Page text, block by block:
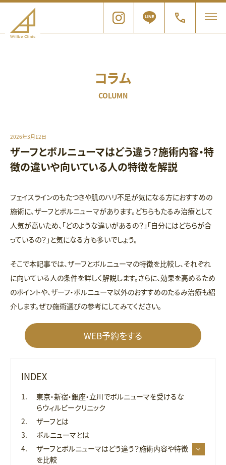
コラム
COLUMN
2026年3月12日
ザーフとボルニューマはどう違う？施術内容・特
徴の違いや向いている人の特徴を解説
フェイスラインのもたつきや肌のハリ不足が気になる方におすすめの
施術に、ザーフとボルニューマがあります。どちらもたるみ治療として
人気が高いため、「どのような違いがあるの？」「自分にはどちらが合
っているの？」と気になる方も多いでしょう。
そこで本記事では、ザーフとボルニューマの特徴を比較し、それぞれ
に向いている人の条件を詳しく解説します。さらに、効果を高めるため
のポイントや、ザーフ・ボルニューマ以外のおすすめのたるみ治療も紹
介します。ぜひ施術選びの参考にしてみてください。
WEB予約をする
INDEX
東京・新宿・銀座・立川でボルニューマを受けるな
らウィルビークリニック
ザーフとは
ボルニューマとは
ザーフとボルニューマはどう違う？施術内容や特徴
を比較